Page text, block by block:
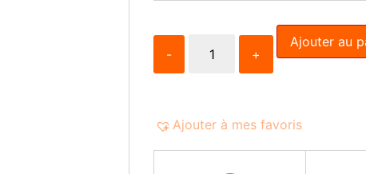
- +
Ajouter au
Ajouter à mes favoris